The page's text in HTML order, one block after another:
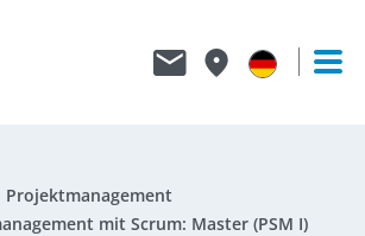
Projektmanagement
mit Scrum: Master (PSM I)